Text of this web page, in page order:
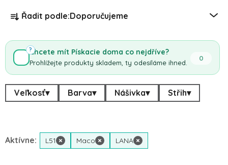
Řazení produktů
Řadit podle:Doporučujeme
Chcete mít Pískacie doma co nejdříve?
Prohlížejte produkty skladem, ty odesíláme ihned.
0
?
Veľkosť▾ Barva▾ Nášivka▾ Střih▾
Aktívne: L51 × Maco × LANA ×